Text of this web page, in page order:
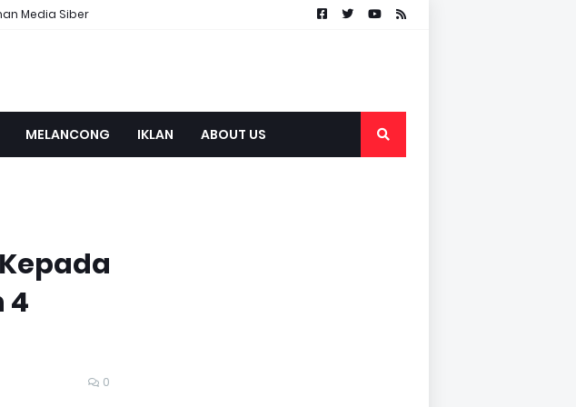
Media Siber
MELANCONG IKLAN ABOUT US
4
0